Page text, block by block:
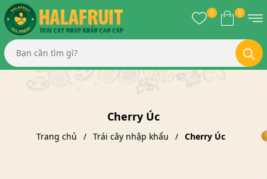
0 0
Cherry Úc
Trang chủ Trái cây nhập khẩu Cherry Úc